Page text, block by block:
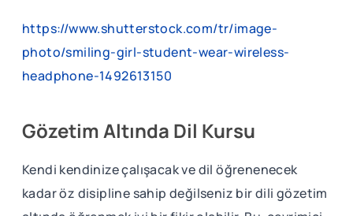
https://www.shutterstock.com/tr/image-
photo/smiling-girl-student-wear-wireless-
headphone-1492613150
Gözetim Altında Dil Kursu
Kendi kendinize çalışacak ve dil öğrenenecek
kadar öz disipline sahip değilseniz bir dili gözetim